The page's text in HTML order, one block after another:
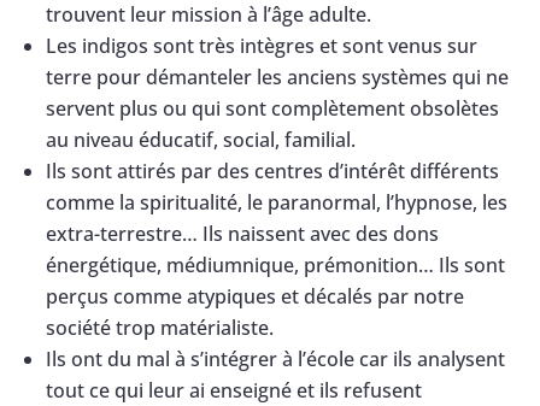
trouvent leur mission à l’âge adulte.
Les indigos sont très intègres et sont venus sur
terre pour démanteler les anciens systèmes qui ne
servent plus ou qui sont complètement obsolètes
au niveau éducatif, social, familial.
Ils sont attirés par des centres d’intérêt différents
comme la spiritualité, le paranormal, l’hypnose, les
extra-terrestre… Ils naissent avec des dons
énergétique, médiumnique, prémonition… Ils sont
perçus comme atypiques et décalés par notre
société trop matérialiste.
Ils ont du mal à s’intégrer à l’école car ils analysent
tout ce qui leur ai enseigné et ils refusent